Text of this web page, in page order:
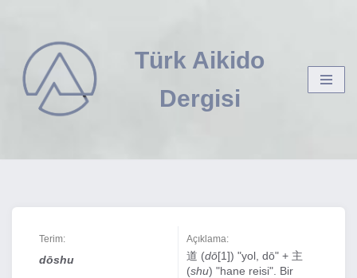
İçeriğe
geç
Türk Aikido
Dergisi
Terim:
dōshu
Açıklama:
道 (dō[1]) "yol, dō" + 主
(shu) "hane reisi". Bir